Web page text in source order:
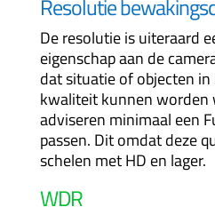
Resolutie
De resolutie is uiteraard
eigenschap aan de
dat situatie of objecten in
kwaliteit kunnen worden
adviseren minimaal een
passen. Dit omdat deze
schelen met HD en lager.
WDR